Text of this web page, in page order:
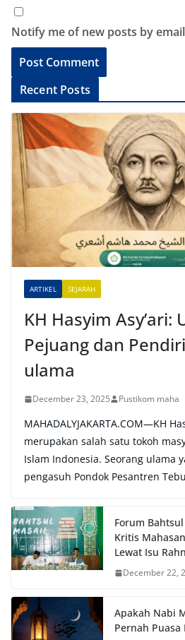
Notify me of new posts by
l
a
t
i
v
Recent Posts
ARTIKEL SEJARAH
KH Hasyim Asy’ari:
Pejuang dan
ulama
December 23, 2025 Pustikom maha
MAHADALYJAKARTA.COM—KH
merupakan salah satu tokoh
Islam Indonesia. Seorang ulama
pengasuh Pondok Pesantren
Forum
Kritis
Lewat Isu Rahn
December 22,
Apakah Nabi
Pernah Puasa